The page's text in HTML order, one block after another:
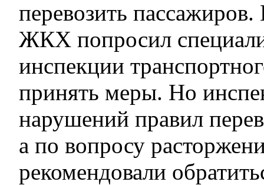
перевозить пассажиров.
ЖКХ попросил
инспекции
принять меры. Но
нарушений правил
а по вопросу
рекомендовали